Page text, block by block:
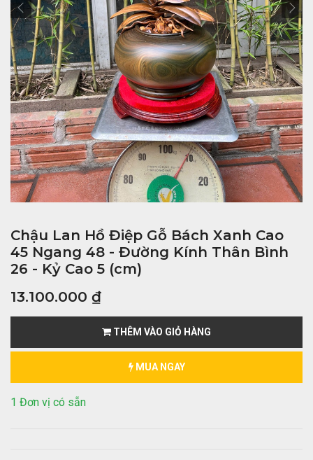
Chậu Lan Hồ Điệp Gỗ Bách Xanh Cao
45 Ngang 48 - Đường Kính Thân Bình
26 - Kỷ Cao 5 (cm)
13.100.000 ₫
THÊM VÀO GIỎ HÀNG
MUA NGAY
1 Đơn vị có sẵn